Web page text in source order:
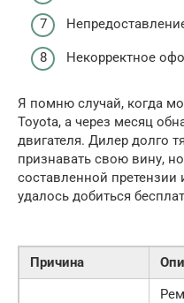
Некорректное
Я помню случай, когда
Toyota, а через месяц
двигателя. Дилер долго
признавать свою вину,
составленной
удалось добиться
Причина